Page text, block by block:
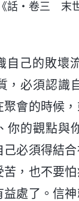
・卷三 末世
自己的敗壞
，必須認識
會的時候
你的觀點與
己必須得結
，也不要
處了。信